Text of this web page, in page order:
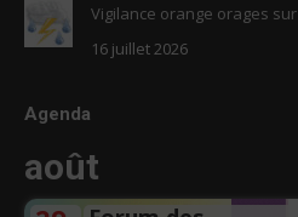
Vigilance orange orages
16 juillet 2026
Agenda
août